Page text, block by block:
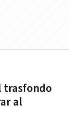
trasfondo
al